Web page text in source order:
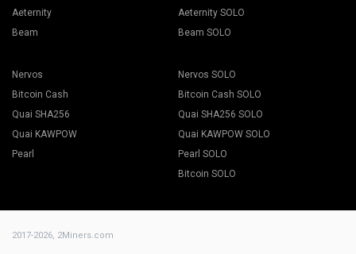
Aeternity
Beam
Aeternity SOLO
Beam SOLO
Nervos
Bitcoin Cash
Quai SHA256
Quai KAWPOW
Pearl
Nervos SOLO
Bitcoin Cash SOLO
Quai SHA256 SOLO
Quai KAWPOW SOLO
Pearl SOLO
Bitcoin SOLO
2017-2026, 2Miners.com